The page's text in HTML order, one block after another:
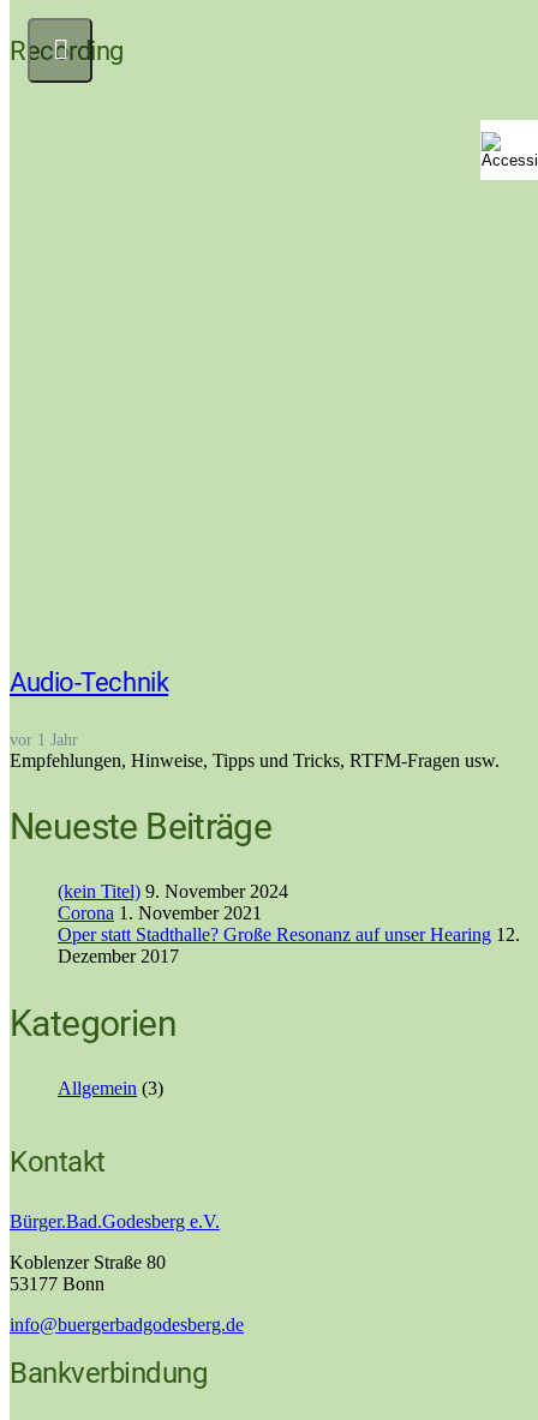
Recording
Audio-Technik
vor 1 Jahr
Empfehlungen, Hinweise, Tipps und Tricks, RTFM-Fragen usw.
Neueste Beiträge
(kein Titel) 9. November 2024
Corona 1. November 2021
Oper statt Stadthalle? Große Resonanz auf unser Hearing 12.
Dezember 2017
Kategorien
Allgemein (3)
Kontakt
Bürger.Bad.Godesberg e.V.
Koblenzer Straße 80
53177 Bonn
info@buergerbadgodesberg.de
Bankverbindung